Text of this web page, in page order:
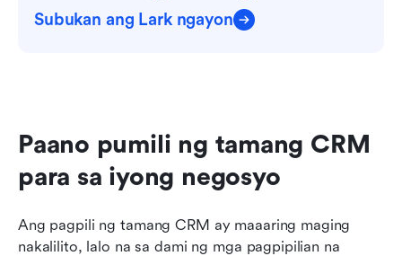
Subukan ang Lark ngayon
Paano pumili ng tamang CRM
para sa iyong negosyo
Ang pagpili ng tamang CRM ay maaaring maging
nakalilito, lalo na sa dami ng mga pagpipilian na